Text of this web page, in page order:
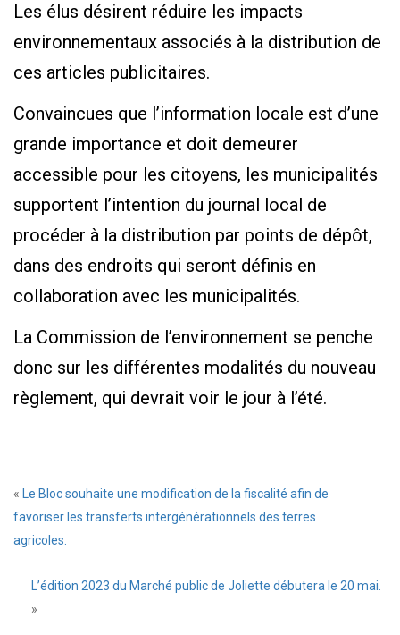
Les élus désirent réduire les impacts
environnementaux associés à la distribution de
ces articles publicitaires.
Convaincues que l’information locale est d’une
grande importance et doit demeurer
accessible pour les citoyens, les municipalités
supportent l’intention du journal local de
procéder à la distribution par points de dépôt,
dans des endroits qui seront définis en
collaboration avec les municipalités.
La Commission de l’environnement se penche
donc sur les différentes modalités du nouveau
règlement, qui devrait voir le jour à l’été.
«
Le Bloc souhaite une modification de la fiscalité afin de
favoriser les transferts intergénérationnels des terres
agricoles.
L’édition 2023 du Marché public de Joliette débutera le 20 mai.
»